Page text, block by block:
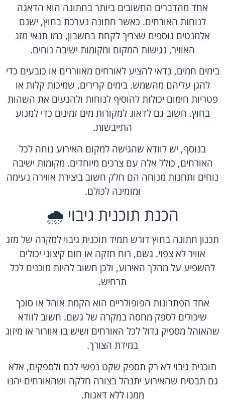
אחד מהדברים החשובים ביותר בחתונה הוא הדאגה
לנוחות האורחים. כאשר חתונה נערכת בחוץ, ישנם
אלמנטים נוספים שצריך לקחת בחשבון, כמו תנאי מזג
האוויר, נגישות המקום ומקומות ישיבה נוחים.
בימים חמים, כדאי להציע לאורחים מאווררים או כובעים כדי
להגן עליהם מהשמש. בימים קרירים, שמיכות קלות או
פטריות חימום יכולות להוסיף לנוחות ולהנעים את השהות
בחוץ. חשוב גם לדאוג למקורות מים זמינים כדי למנוע
התייבשות.
בנוסף, יש לוודא שהגישה למקום האירוע נוחה לכל
האורחים, כולל אלה עם צרכים מיוחדים. מקומות ישיבה
נוחים ותחנות מנוחה הם חלק חשוב ביצירת אווירה נעימה
ומזמינה לכולם.
הכנת תוכנית גיבוי 🌧️
תכנון חתונה בחוץ דורש תמיד תוכנית גיבוי למקרה של מזג
אוויר לא צפוי. גשם, רוח חזקה או חום קיצוני יכולים
להשפיע על מהלך האירוע, ולכן חשוב להיות מוכנים לכל
תרחיש.
אחד הפתרונות הפופולריים הוא הקמת אוהל או סוכך
שיכולים לספק מחסה במקרה של גשם. חשוב לוודא
שהאוהל מספיק גדול לכל האורחים ושיש בו אוורור או מיזוג
במידת הצורך.
תוכנית גיבוי לא רק תספק שקט נפשי לכם ולספקים, אלא
גם תבטיח שהאירוע יתנהל בצורה חלקה ושהאורחים יהנו
ממנו ללא דאגות.